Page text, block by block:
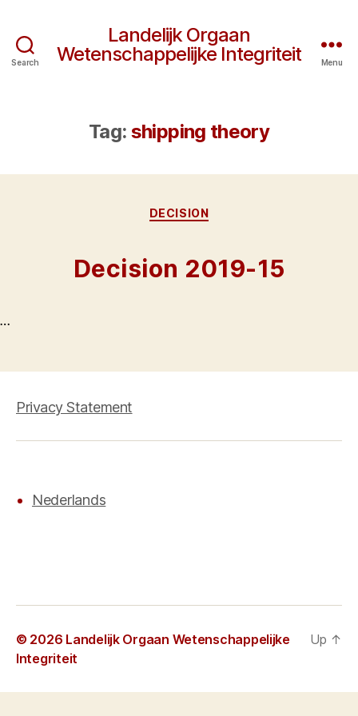
Search
Landelijk Orgaan
Wetenschappelijke Integriteit
Menu
Tag: shipping theory
Categories
DECISION
Decision 2019-15
…
Privacy Statement
Nederlands
© 2026 Landelijk Orgaan Wetenschappelijke
Integriteit
Up ↑